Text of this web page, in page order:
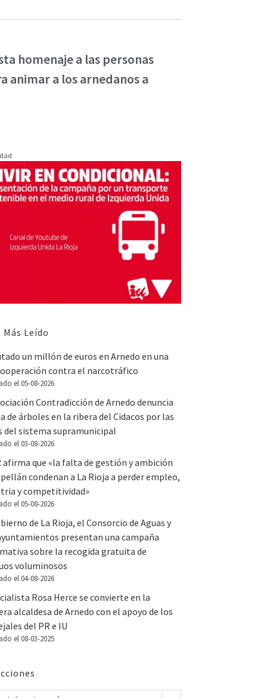
homenaje a las personas
animar a los arnedanos a
Más Leído
un millón de euros en Arnedo en una
contra el narcotráfico
el 05-08-2026
Contradicción de Arnedo denuncia
de árboles en la ribera del Cidacos por las
del sistema supramunicipal
el 03-08-2026
afirma que «la falta de gestión y ambición
condenan a La Rioja a perder empleo,
y competitividad»
el 05-08-2026
de La Rioja, el Consorcio de Aguas y
presentan una campaña
sobre la recogida gratuita de
voluminosos
el 04-08-2026
Rosa Herce se convierte en la
alcaldesa de Arnedo con el apoyo de los
del PR e IU
el 08-03-2025